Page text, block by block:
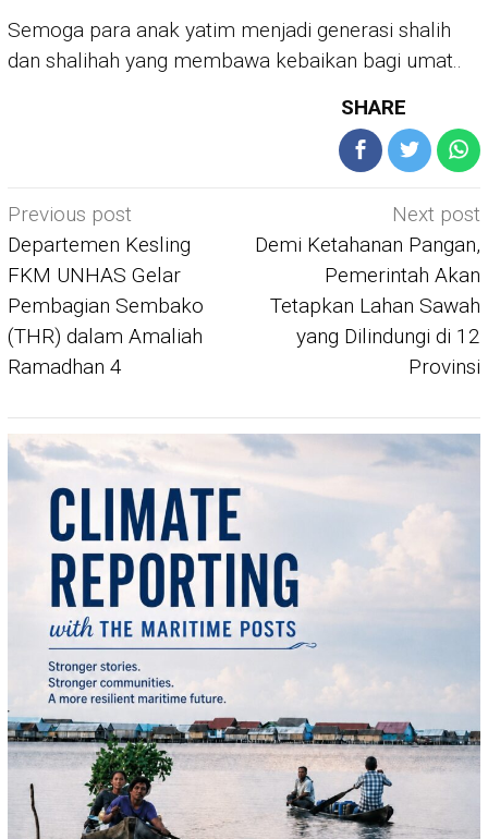
Semoga para anak yatim menjadi generasi shalih
dan shalihah yang membawa kebaikan bagi umat..
SHARE
Post
navigation
Previous post
Departemen Kesling
FKM UNHAS Gelar
Pembagian Sembako
(THR) dalam Amaliah
Ramadhan 4
Next post
Demi Ketahanan Pangan,
Pemerintah Akan
Tetapkan Lahan Sawah
yang Dilindungi di 12
Provinsi